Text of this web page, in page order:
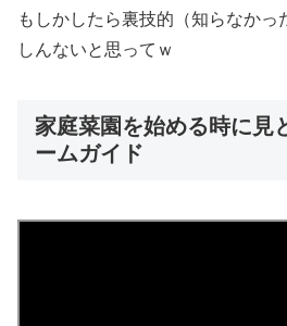
もしかしたら裏技的（知らなかっ
しんないと思ってｗ
家庭菜園を始める時に見
ームガイド